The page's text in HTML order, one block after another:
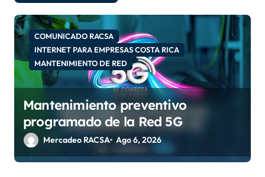
e
e
n
t
r
s
COMUNICADO RACSA
INTERNET PARA EMPRESAS COSTA RICA
MANTENIMIENTO DE RED
Mantenimiento preventivo
programado de la Red 5G
Mercadeo RACSA Ago 6, 2026